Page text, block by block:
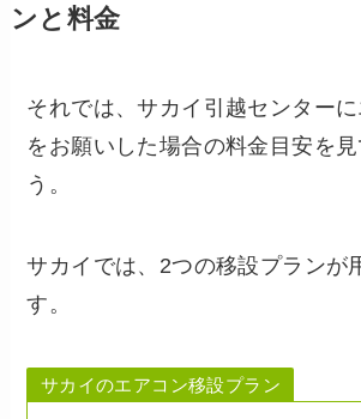
ンと料金
それでは、サカイ引越センター
をお願いした場合の料金目安を見
う。
サカイでは、2つの移設プランが
す。
サカイのエアコン移設プラン